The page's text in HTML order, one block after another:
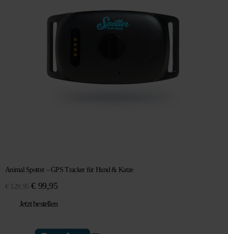
Animal Spotter – GPS Tracker für Hund & Katze
€ 129,95 Ursprünglicher
war:
€ 99,95Aktueller
ist:
Jetzt bestellen